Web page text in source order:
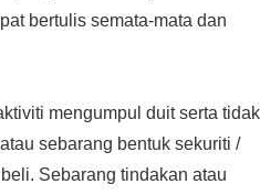
bertulis semata-mata dan
mengumpul duit serta tidak
sebarang bentuk sekuriti /
Sebarang tindakan atau